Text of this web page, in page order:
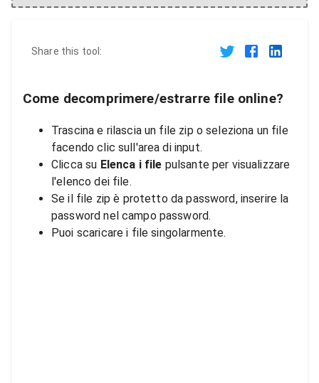
Share this tool:
Come decomprimere/estrarre file online?
Trascina e rilascia un file zip o seleziona un file
facendo clic sull'area di input.
Clicca su Elenca i file pulsante per visualizzare
l'elenco dei file.
Se il file zip è protetto da password, inserire la
password nel campo password.
Puoi scaricare i file singolarmente.